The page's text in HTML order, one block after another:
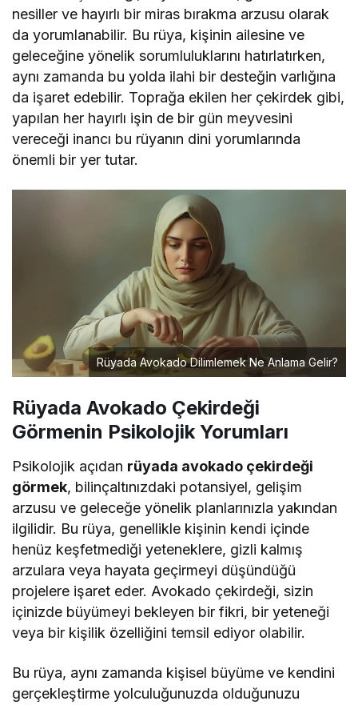
nesiller ve hayırlı bir miras bırakma arzusu olarak
da yorumlanabilir. Bu rüya, kişinin ailesine ve
geleceğine yönelik sorumluluklarını hatırlatırken,
aynı zamanda bu yolda ilahi bir desteğin varlığına
da işaret edebilir. Toprağa ekilen her çekirdek gibi,
yapılan her hayırlı işin de bir gün meyvesini
vereceği inancı bu rüyanın dini yorumlarında
önemli bir yer tutar.
Rüyada Avokado Dilimlemek Ne Anlama Gelir?
Rüyada Avokado Çekirdeği
Görmenin Psikolojik Yorumları
Psikolojik açıdan rüyada avokado çekirdeği
görmek, bilinçaltınızdaki potansiyel, gelişim
arzusu ve geleceğe yönelik planlarınızla yakından
ilgilidir. Bu rüya, genellikle kişinin kendi içinde
henüz keşfetmediği yeteneklere, gizli kalmış
arzulara veya hayata geçirmeyi düşündüğü
projelere işaret eder. Avokado çekirdeği, sizin
içinizde büyümeyi bekleyen bir fikri, bir yeteneği
veya bir kişilik özelliğini temsil ediyor olabilir.
Bu rüya, aynı zamanda kişisel büyüme ve kendini
gerçekleştirme yolculuğunuzda olduğunuzu